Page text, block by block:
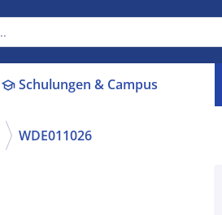
schoolSchulungen & Campus
WDE011026